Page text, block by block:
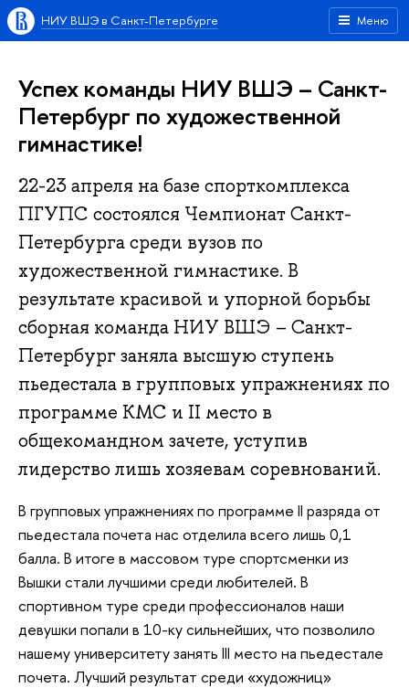
Меню
НИУ ВШЭ в Санкт-Петербурге
Успех команды НИУ ВШЭ – Санкт-
Петербург по художественной
гимнастике!
22-23 апреля на базе спорткомплекса
ПГУПС состоялся Чемпионат Санкт-
Петербурга среди вузов по
художественной гимнастике. В
результате красивой и упорной борьбы
сборная команда НИУ ВШЭ – Санкт-
Петербург заняла высшую ступень
пьедестала в групповых упражнениях по
программе КМС и II место в
общекомандном зачете, уступив
лидерство лишь хозяевам соревнований.
В групповых упражнениях по программе II разряда от
пьедестала почета нас отделила всего лишь 0,1
балла. В итоге в массовом туре спортсменки из
Вышки стали лучшими среди любителей. В
спортивном туре среди профессионалов наши
девушки попали в 10-ку сильнейших, что позволило
нашему университету занять III место на пьедестале
почета. Лучший результат среди «художниц»